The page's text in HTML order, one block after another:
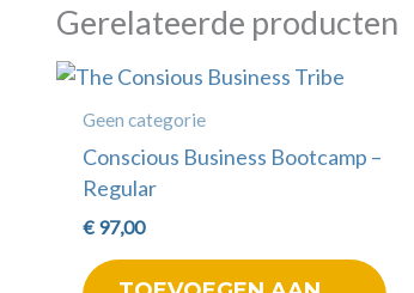
Gerelateerde producten
Geen categorie
Conscious Business Bootcamp –
Regular
€97,00